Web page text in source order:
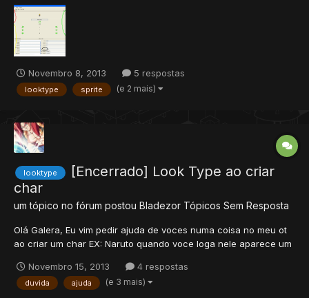
que eu quero fazer é o seguinte olhem esse print. verde: A
sprite que quero adicionar. amarelo:...
Novembro 8, 2013 5 respostas
looktype sprite (e 2 mais)
looktype
[Encerrado] Look Type ao criar
char
um tópico no fórum postou Bladezor Tópicos Sem Resposta
Olá Galera, Eu vim pedir ajuda de voces numa coisa no meu ot
ao criar um char EX: Naruto quando voce loga nele aparece um
eu transformo ele vira o naruto normal oque eu quero é que
quando criar o char aparecer o naruto de prim...
Novembro 15, 2013 4 respostas
duvida ajuda (e 3 mais)